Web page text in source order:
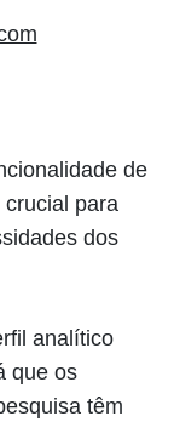
de
para
dos
analítico
que os
têm